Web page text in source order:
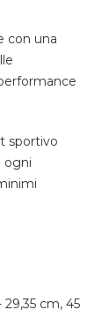
con una
sportivo
ogni
cm, 45